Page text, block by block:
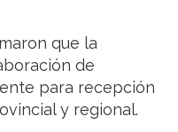
que la
de
para recepción
y regional.